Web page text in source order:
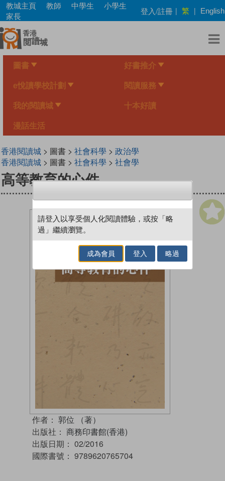
Skip
main
content
教城主頁 教師 中學生
小學生
家長
登入/註冊 | 繁 | English
圖書 好書推介
e悅讀學校計劃 閱讀服務
我的閱讀城 十本好讀
漫話生活
香港閱讀城> 圖書 > 社會科學 > 政治學
香港閱讀城> 圖書 > 社會科學 > 社會學
高等教育的心件
作者： 郭位 （著）
出版社： 商務印書館(香港)
出版日期： 02/2016
國際書號： 9789620765704
請登入以享受個人化閱讀體驗，或按「略
過」繼續瀏覽。
成為會員 登入 略過